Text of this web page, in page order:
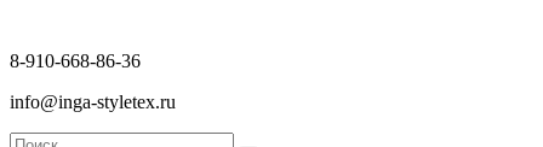
8-910-668-86-36
info@inga-styletex.ru